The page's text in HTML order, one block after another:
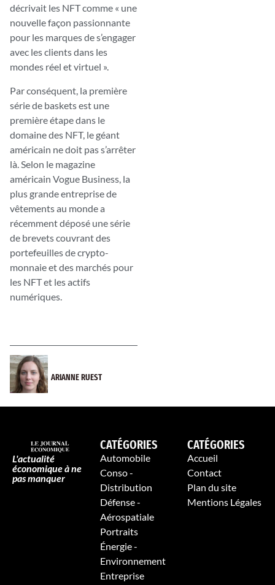
décrivait les NFT comme « une
nouvelle façon passionnante
pour les marques de s’engager
avec les clients dans les
mondes réel et virtuel ».
Par conséquent, la première
série de baskets est une
première étape dans le
domaine des NFT, le géant
américain ne doit pas s’arrêter
là. Selon le magazine
américain Vogue Business, la
plus grande entreprise de
vêtements au monde a
récemment déposé une série
de brevets couvrant des
portefeuilles de crypto-
monnaie et des marchés pour
les NFT et les actifs
numériques.
ARIANNE RUEST
L'actualité
économique à ne
pas manquer
CATÉGORIES
Automobile
Conso -
Distribution
Défense -
Aérospatiale
Portraits
Énergie -
Environnement
Entreprise
CATÉGORIES
Accueil
Contact
Plan du site
Mentions Légales